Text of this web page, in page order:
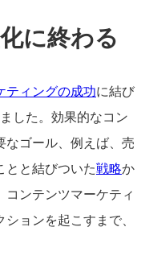
に終わる
ティングの成功に結び
した。効果的なコン
なゴール、例えば、売
とと結びついた戦略か
コンテンツマーケティ
ョンを起こすまで、